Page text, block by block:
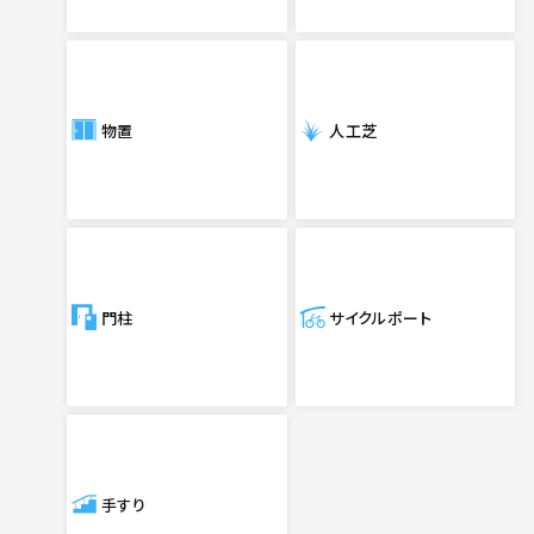
物置 人工芝
門柱 サイクルポート
手すり